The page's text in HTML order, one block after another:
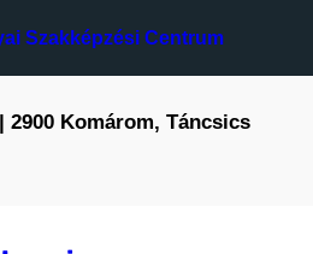
Szakképzési Centrum
2900 Komárom, Táncsics